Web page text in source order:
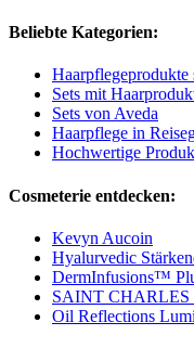
Beliebte Kategorien:
Haarpflegeprodukte
Sets mit
Sets von Aveda
Haarpflege in
Hochwertige
Cosmeterie entdecken:
Kevyn Aucoin
Hyalurvedic
DermInfusions™
SAINT CHARLES
Oil Reflections